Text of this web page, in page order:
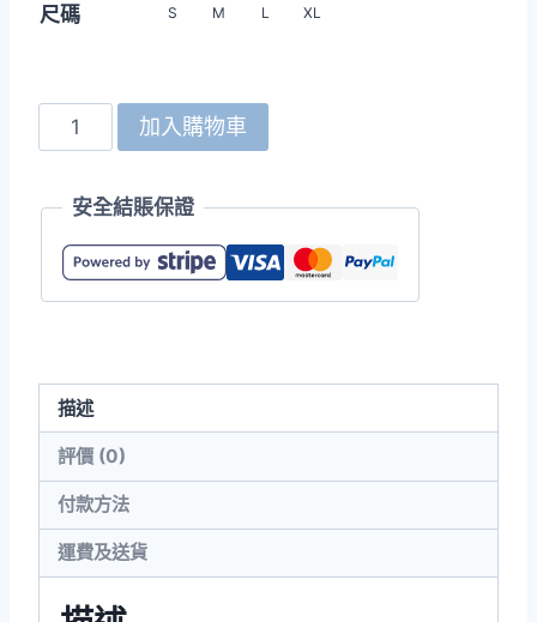
尺碼
S M L XL
United
Athle
01
鋪
棉)
量
加入購物車
安全結賬保證
描述
評價 (0)
付款方法
運費及送貨